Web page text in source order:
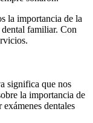
la importancia de la
familiar. Con
significa que nos
la importancia de
dentales